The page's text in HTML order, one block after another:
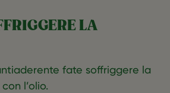
LA
fate soffriggere la
l’olio.